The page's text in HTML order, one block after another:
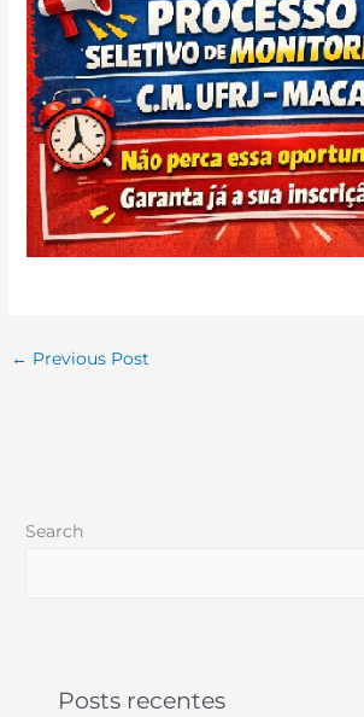
← Previous Post
Search
Posts recentes